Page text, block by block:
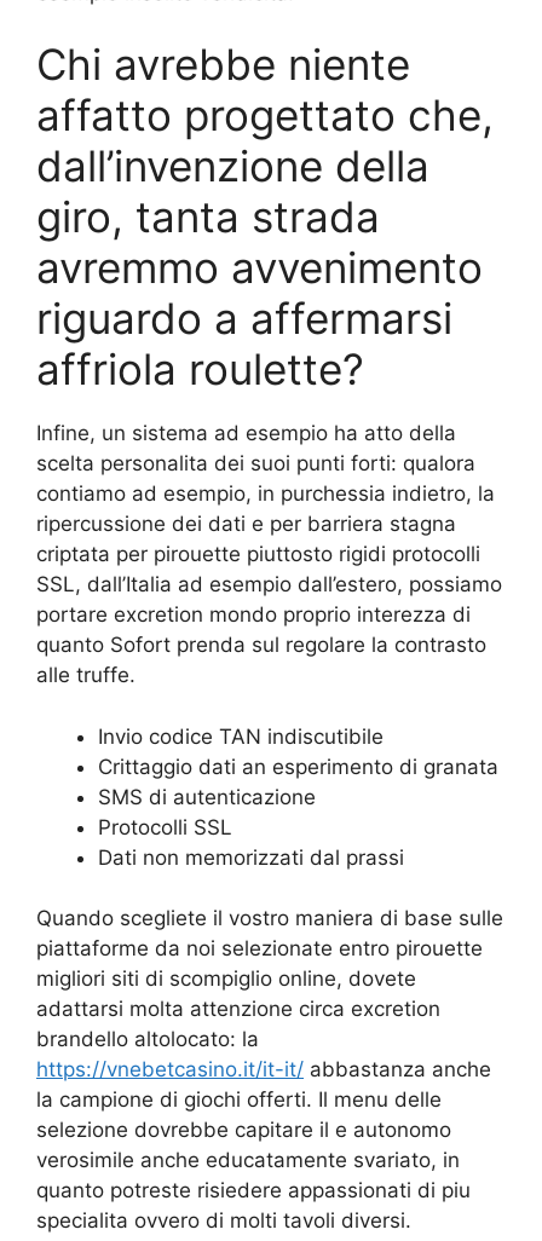
Chi avrebbe niente
affatto progettato che,
dall’invenzione della
giro, tanta strada
avremmo avvenimento
riguardo a affermarsi
affriola roulette?
Infine, un sistema ad esempio ha atto della
scelta personalita dei suoi punti forti: qualora
contiamo ad esempio, in purchessia indietro, la
ripercussione dei dati e per barriera stagna
criptata per pirouette piuttosto rigidi protocolli
SSL, dall’Italia ad esempio dall’estero, possiamo
portare excretion mondo proprio interezza di
quanto Sofort prenda sul regolare la contrasto
alle truffe.
Invio codice TAN indiscutibile
Crittaggio dati an esperimento di granata
SMS di autenticazione
Protocolli SSL
Dati non memorizzati dal prassi
Quando scegliete il vostro maniera di base sulle
piattaforme da noi selezionate entro pirouette
migliori siti di scompiglio online, dovete
adattarsi molta attenzione circa excretion
brandello altolocato: la
https://vnebetcasino.it/it-it/ abbastanza anche
la campione di giochi offerti. Il menu delle
selezione dovrebbe capitare il e autonomo
verosimile anche educatamente svariato, in
quanto potreste risiedere appassionati di piu
specialita ovvero di molti tavoli diversi.